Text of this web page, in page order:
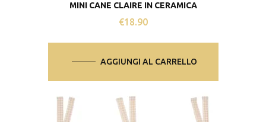
MINI CANE CLAIRE IN CERAMICA
€18.90
AGGIUNGI AL CARRELLO